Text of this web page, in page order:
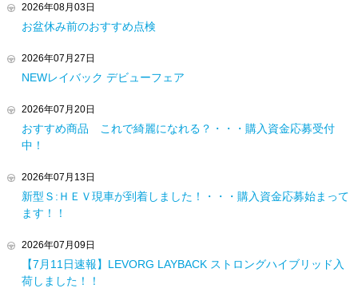
2026年08月03日
お盆休み前のおすすめ点検
2026年07月27日
NEWレイバック デビューフェア
2026年07月20日
おすすめ商品 これで綺麗になれる？・・・購入資金応募受付
中！
2026年07月13日
新型Ｓ:ＨＥＶ現車が到着しました！・・・購入資金応募始まって
ます！！
2026年07月09日
【7月11日速報】LEVORG LAYBACK ストロングハイブリッド入
荷しました！！